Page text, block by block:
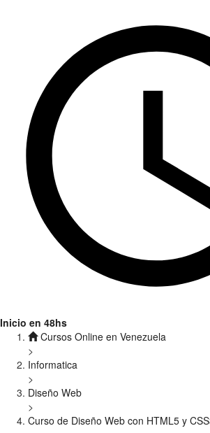
Inicio en 48hs
Cursos Online en Venezuela
>
Informatica
>
Diseño Web
>
Curso de Diseño Web con HTML5 y